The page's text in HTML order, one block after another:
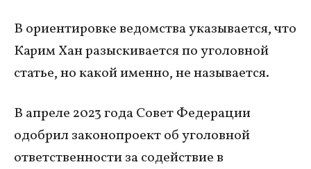
В ориентировке ведомства указывается, что
Карим Хан разыскивается по уголовной
статье, но какой именно, не называется.
В апреле 2023 года Совет Федерации
одобрил законопроект об уголовной
ответственности за содействие в